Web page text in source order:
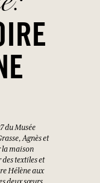
du Musée
Agnès et
la maison
textiles et
Hélène aux